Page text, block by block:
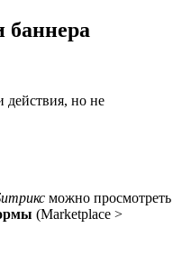
баннера
действия, но не
можно просмотреть
(Marketplace >